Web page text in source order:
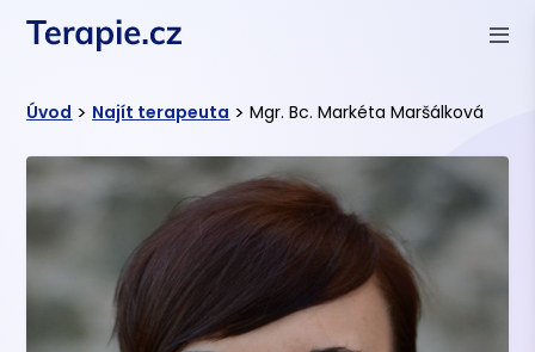
Úvod > Najít terapeuta > Mgr. Bc. Markéta Maršálková